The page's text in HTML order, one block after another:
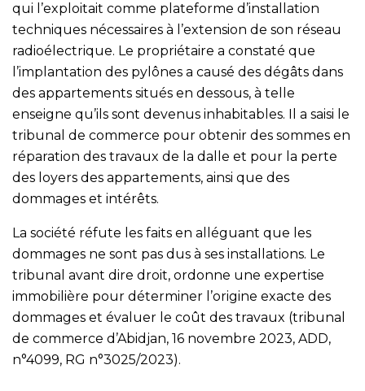
qui l’exploitait comme plateforme d’installation
techniques nécessaires à l’extension de son réseau
radioélectrique. Le propriétaire a constaté que
l’implantation des pylônes a causé des dégâts dans
des appartements situés en dessous, à telle
enseigne qu’ils sont devenus inhabitables. Il a saisi le
tribunal de commerce pour obtenir des sommes en
réparation des travaux de la dalle et pour la perte
des loyers des appartements, ainsi que des
dommages et intérêts.
La société réfute les faits en alléguant que les
dommages ne sont pas dus à ses installations. Le
tribunal avant dire droit, ordonne une expertise
immobilière pour déterminer l’origine exacte des
dommages et évaluer le coût des travaux (tribunal
de commerce d’Abidjan, 16 novembre 2023, ADD,
n°4099, RG n°3025/2023).